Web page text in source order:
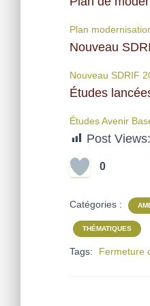
Plan
Nouveau
Nouveau SDRIF
Études
Études Avenir
Post Views:
0
Catégories :
THÉMATIQUES
Tags: Fermeture